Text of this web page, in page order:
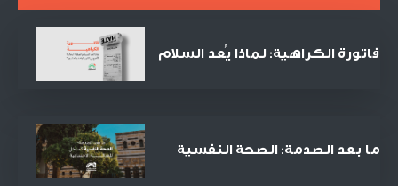
فاتورة الكراهية: لماذا يُعد السلام
ما بعد الصدمة: الصحة النفسية